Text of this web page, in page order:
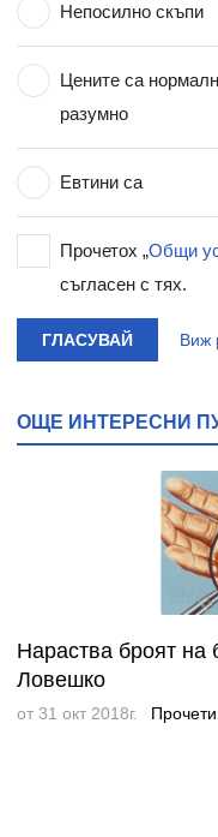
Непосилно скъпи
Цените са
разумно
Евтини са
Прочетох „Общи
съгласен с тях.
ГЛАСУВАЙ Виж
ОЩЕ ИНТЕРЕСНИ
Нараства броят на
Ловешко
от 31 окт 2018г.